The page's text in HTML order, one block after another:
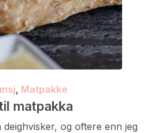
, Matpakke
matpakka
og oftere enn jeg